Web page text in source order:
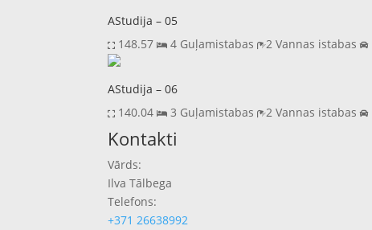
AStudija – 05
148.57
4 Guļamistabas 2 Vannas istabas
AStudija – 06
140.04
3 Guļamistabas 2 Vannas istabas
Previous
Next
Kontakti
Vārds:
Ilva Tālbega
Telefons:
+371 26638992